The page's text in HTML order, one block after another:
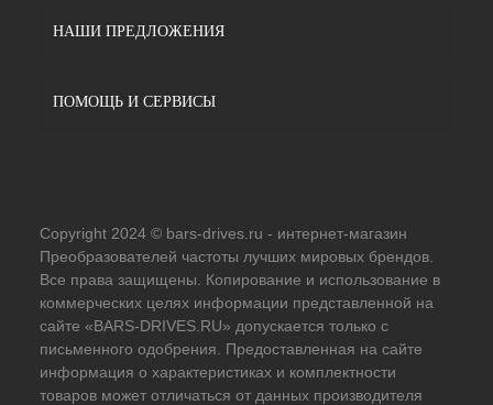
НАШИ ПРЕДЛОЖЕНИЯ
ПОМОЩЬ И СЕРВИСЫ
Copyright 2024 © bars-drives.ru - интернет-магазин
Преобразователей частоты лучших мировых брендов.
Все права защищены. Копирование и использование в
коммерческих целях информации представленной на
сайте «BARS-DRIVES.RU» допускается только с
письменного одобрения. Предоставленная на сайте
информация о характеристиках и комплектности
товаров может отличаться от данных производителя